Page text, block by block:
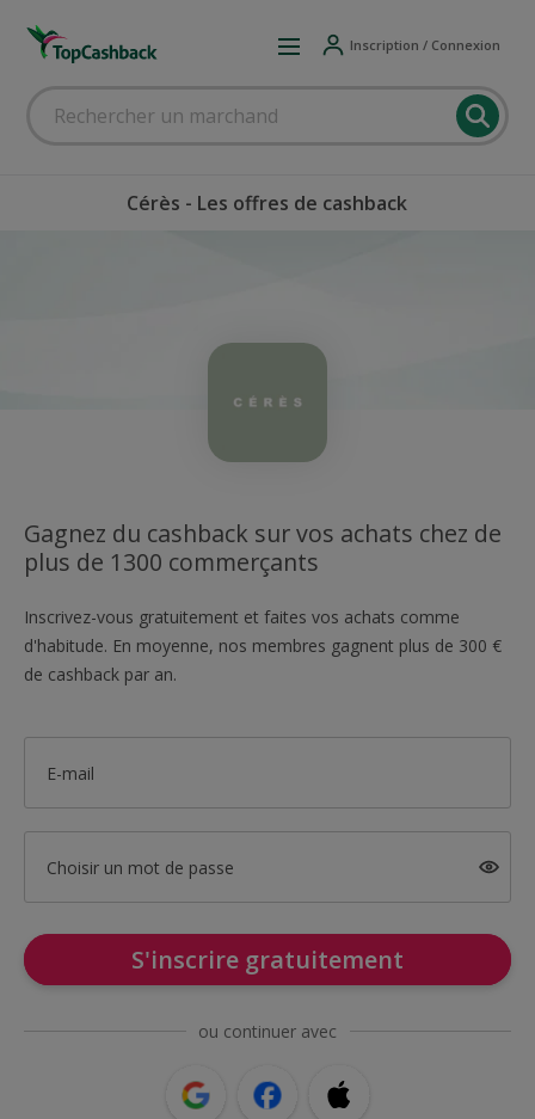
Inscription / Connexion
Cérès - Les offres de cashback
Gagnez du cashback sur vos achats chez de
plus de 1300 commerçants
Inscrivez-vous gratuitement et faites vos achats comme
d'habitude. En moyenne, nos membres gagnent plus de 300 €
de cashback par an.
E-mail
Choisir un mot de passe
S'inscrire gratuitement
ou continuer avec